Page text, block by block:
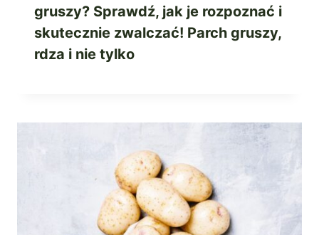
gruszy? Sprawdź, jak je rozpoznać i
skutecznie zwalczać! Parch gruszy,
rdza i nie tylko